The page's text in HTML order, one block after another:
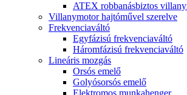
ATEX robbanásbiztos
Villanymotor hajtóművel szerelve
Frekvenciaváltó
Egyfázisú frekvenciaváltó
Háromfázisú frekvenciaváltó
Lineáris mozgás
Orsós emelő
Golyósorsós emelő
Elektromos munkahenger